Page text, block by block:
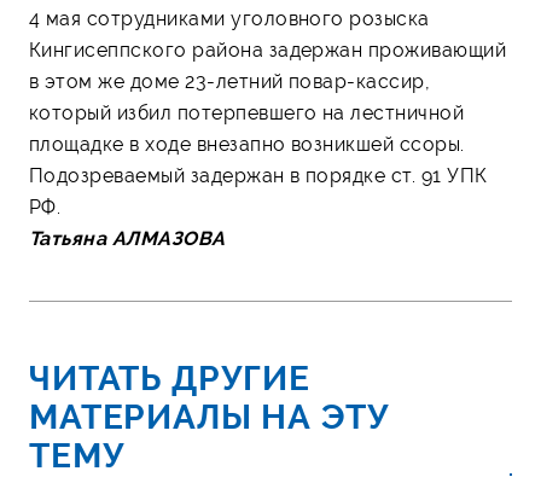
4 мая сотрудниками уголовного розыска
Кингисеппского района задержан проживающий
в этом же доме 23-летний повар-кассир,
который избил потерпевшего на лестничной
площадке в ходе внезапно возникшей ссоры.
Подозреваемый задержан в порядке ст. 91 УПК
РФ.
Татьяна АЛМАЗОВА
ЧИТАТЬ ДРУГИЕ
МАТЕРИАЛЫ НА ЭТУ
ТЕМУ